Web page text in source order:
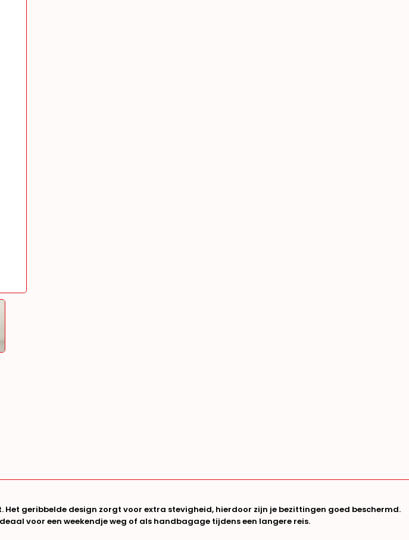
geribbelde design zorgt voor extra stevigheid, hierdoor zijn je bezittingen goed beschermd.
voor een weekendje weg of als handbagage tijdens een langere reis.